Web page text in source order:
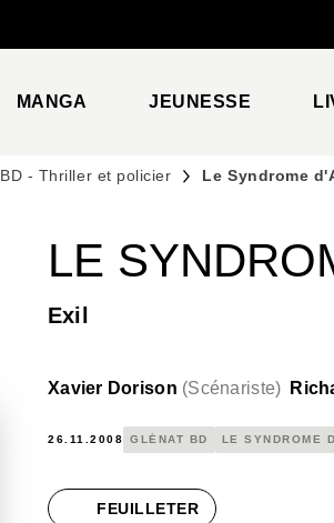
MANGA JEUNESSE
BD - Thriller et policier Le Syndrome
LE
Exil
Xavier Dorison (Scénariste)
26.11.2008 GLÉNAT BD LE SYNDROME
FEUILLETER